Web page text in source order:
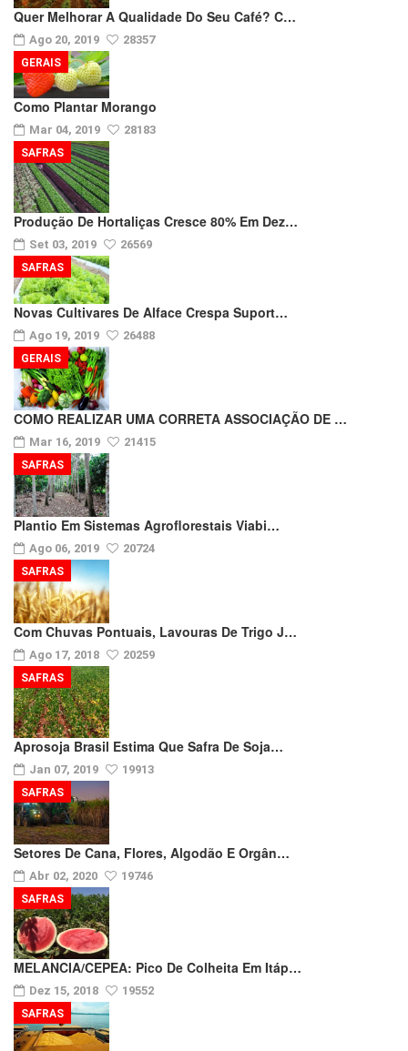
Quer Melhorar A Qualidade Do Seu Café? C…
Ago 20, 2019 28357
Como Plantar Morango
Mar 04, 2019 28183
GERAIS
Produção De Hortaliças Cresce 80% Em Dez…
Set 03, 2019 26569
SAFRAS
Novas Cultivares De Alface Crespa Suport…
Ago 19, 2019 26488
SAFRAS
COMO REALIZAR UMA CORRETA ASSOCIAÇÃO DE …
Mar 16, 2019 21415
GERAIS
Plantio Em Sistemas Agroflorestais Viabi…
Ago 06, 2019 20724
SAFRAS
Com Chuvas Pontuais, Lavouras De Trigo J…
Ago 17, 2018 20259
SAFRAS
Aprosoja Brasil Estima Que Safra De Soja…
Jan 07, 2019 19913
SAFRAS
Setores De Cana, Flores, Algodão E Orgân…
Abr 02, 2020 19746
SAFRAS
MELANCIA/CEPEA: Pico De Colheita Em Itáp…
Dez 15, 2018 19552
SAFRAS
SAFRAS